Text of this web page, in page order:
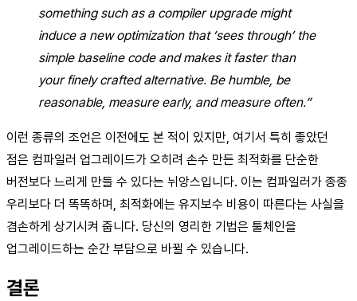
something such as a compiler upgrade might
induce a new optimization that ‘sees through’ the
simple baseline code and makes it faster than
your finely crafted alternative. Be humble, be
reasonable, measure early, and measure often.”
이런 종류의 조언은 이전에도 본 적이 있지만, 여기서 특히 좋았던
점은 컴파일러 업그레이드가 오히려 손수 만든 최적화를 단순한
버전보다 느리게 만들 수 있다는 뉘앙스입니다. 이는 컴파일러가 종종
우리보다 더 똑똑하며, 최적화에는 유지보수 비용이 따른다는 사실을
겸손하게 상기시켜 줍니다. 당신의 영리한 기법은 툴체인을
업그레이드하는 순간 부담으로 바뀔 수 있습니다.
결론